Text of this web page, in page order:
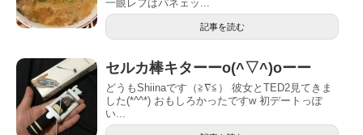
一眼レフはパネェッ...
記事を読む
セルカ棒キターーo(^▽^)oーー︎
どうもShiinaです（≧∇≦） 彼女とTED2見てきま
した(*^^*) おもしろかったですw 初デートっぽ
い...